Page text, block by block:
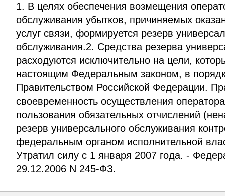
1. В целях обеспечения возмещения
обслуживания убытков, причиняемых
услуг связи, формируется резерв
обслуживания.2. Средства резерва
расходуются исключительно на цели,
настоящим Федеральным законом, в
Правительством Российской Федерации.
своевременность осуществления
пользования обязательных отчислений
резерв универсального обслуживания
федеральным органом исполнительной
Утратил силу с 1 января 2007 года. -
29.12.2006 N 245-ФЗ.